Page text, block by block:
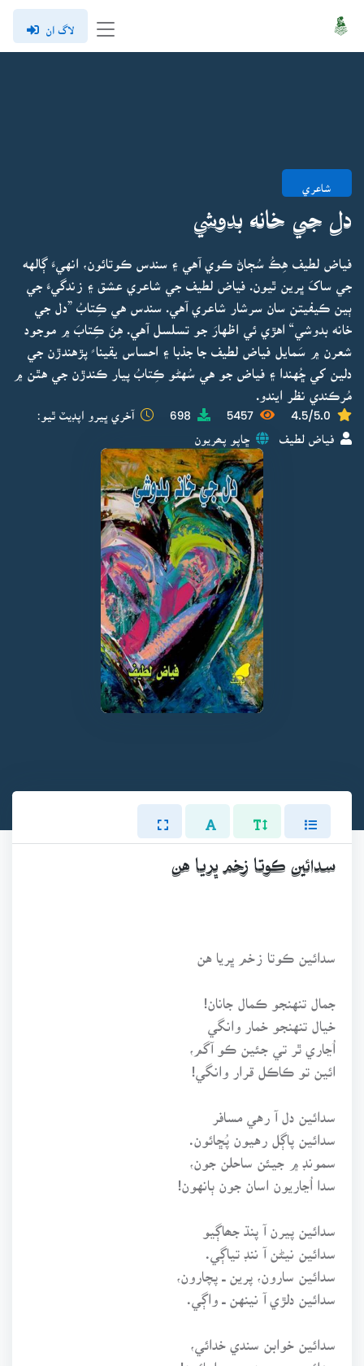
لاگ ان
شاعري
دل جي خانه بدوشي
فياض لطيف هِڪُ سُڄاڻ ڪوي آهي ۽ سندس ڪوتائون، انهيءَ ڳالهه
جي ساکَ ڀرين ٿيون. فياض لطيف جي شاعري عشق ۽ زندگيءَ جي
ٻين ڪيفيتن سان سرشار شاعري آهي. سندس هي ڪِتابُ ”دل جي
خانه بدوشي“ اهڙي ئي اظهارَ جو تسلسل آهي. هِنَ ڪِتابَ ۾ موجود
شعرن ۾ سَمايل فياض لطيف جا جذبا ۽ احساس يقينا ً پڙهندڙن جي
دلين کي ڇُهندا ۽ فياض جو هي سُهڻو ڪِتابُ پيار ڪندڙن جي هٿن ۾
مُرڪندي نظر ايندو.
4.5/5.0
5457
698 آخري ڀيرو اپڊيٽ ٿيو:
فياض لطيف ڇاپو پھريون
سدائين ڪوتا زخم ڀريا هن
سدائين ڪوتا زخم ڀريا هن
جمال تنهنجو ڪمال جانان!
خيال تنهنجو خمار وانگي
اُڃاري ٿر تي جئين ڪو آگم،
ائين تو ڪاڪل قرار وانگي!
سدائين دل آ رهي مسافر
سدائين پاڳل رهيون پُڇائون.
سمونڊ ۾ جيئن ساحلن جون،
سدا اُڃاريون اسان جون ٻانهون!
سدائين پيرن آ پنڌ جھاڳيو
سدائين نيڻن آ ننڊ تياڳي.
سدائين سارون، پرين ــ پچارون،
سدائين دلڙي آ نينهن ــ واڳي.
سدائين خوابن سندي خدائي،
سدائين من جون عجب اِڇائون!